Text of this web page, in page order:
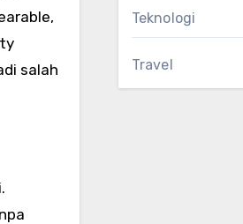
salah
Teknologi
Travel